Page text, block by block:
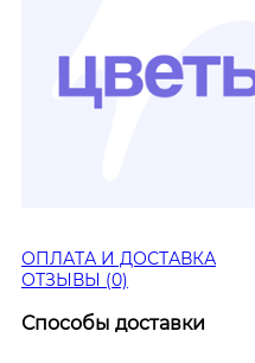
ОПЛАТА И ДОСТАВКА
ОТЗЫВЫ (0)
Способы доставки